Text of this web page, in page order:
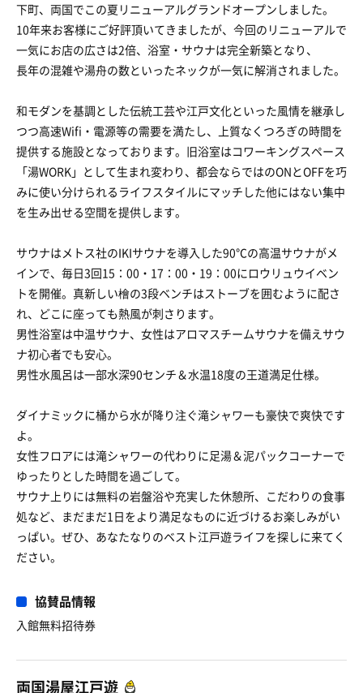
下町、両国でこの夏リニューアルグランドオープンしました。
10年来お客様にご好評頂いてきましたが、今回のリニューアルで
一気にお店の広さは2倍、浴室・サウナは完全新築となり、
長年の混雑や湯舟の数といったネックが一気に解消されました。
和モダンを基調とした伝統工芸や江戸文化といった風情を継承し
つつ高速Wifi・電源等の需要を満たし、上質なくつろぎの時間を
提供する施設となっております。旧浴室はコワーキングスペース
「湯WORK」として生まれ変わり、都会ならではのONとOFFを巧
みに使い分けられるライフスタイルにマッチした他にはない集中
を生み出せる空間を提供します。
サウナはメトス社のIKIサウナを導入した90℃の高温サウナがメ
インで、毎日3回15：00・17：00・19：00にロウリュウイベン
トを開催。真新しい檜の3段ベンチはストーブを囲むように配さ
れ、どこに座っても熱風が刺さります。
男性浴室は中温サウナ、女性はアロマスチームサウナを備えサウ
ナ初心者でも安心。
男性水風呂は一部水深90センチ＆水温18度の王道満足仕様。
ダイナミックに桶から水が降り注ぐ滝シャワーも豪快で爽快です
よ。
女性フロアには滝シャワーの代わりに足湯＆泥パックコーナーで
ゆったりとした時間を過ごして。
サウナ上りには無料の岩盤浴や充実した休憩所、こだわりの食事
処など、まだまだ1日をより満足なものに近づけるお楽しみがい
っぱい。ぜひ、あなたなりのベスト江戸遊ライフを探しに来てく
ださい。
協賛品情報
入館無料招待券
両国湯屋江戸遊